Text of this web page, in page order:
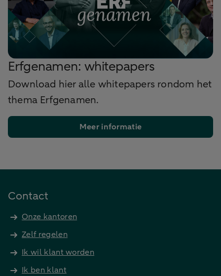
Erfgenamen: whitepapers
Download hier alle whitepapers rondom het
thema Erfgenamen.
Meer informatie
Contact
Onze kantoren
Zelf regelen
Ik wil klant worden
Ik ben klant